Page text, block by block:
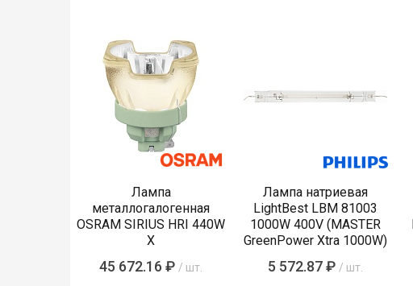
Лампа
металлогалогенная
OSRAM SIRIUS HRI 440W
X
45 672.16 ₽ / шт.
Лампа натриевая
LightBest LBM 81003
1000W 400V (MASTER
GreenPower Xtra 1000W)
5 572.87 ₽ / шт.